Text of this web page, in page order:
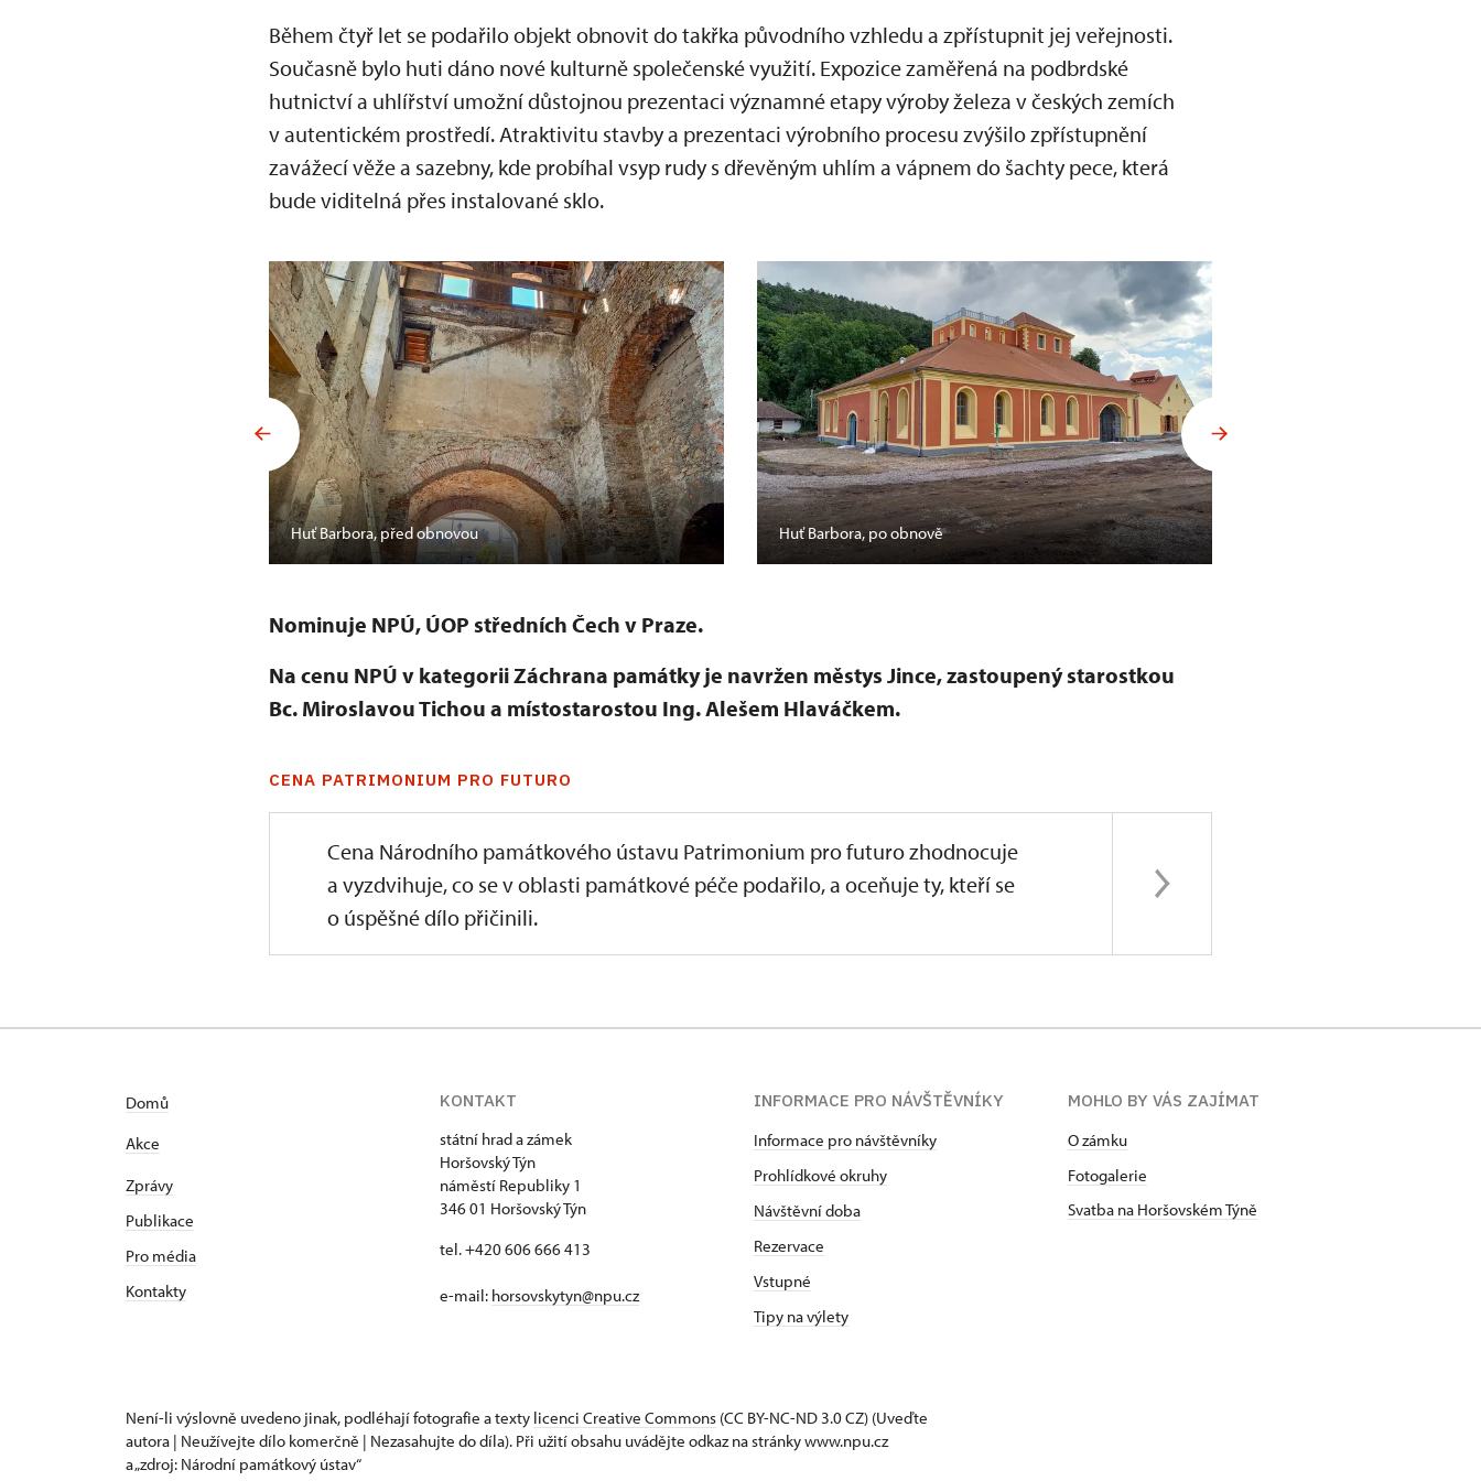
Během čtyř let se podařilo objekt obnovit do takřka původního vzhledu a zpřístupnit jej veřejnosti.
Současně bylo huti dáno nové kulturně společenské využití. Expozice zaměřená na podbrdské
hutnictví a uhlířství umožní důstojnou prezentaci významné etapy výroby železa v českých zemích
v autentickém prostředí. Atraktivitu stavby a prezentaci výrobního procesu zvýšilo zpřístupnění
zavážecí věže a sazebny, kde probíhal vsyp rudy s dřevěným uhlím a vápnem do šachty pece, která
bude viditelná přes instalované sklo.
Huť Barbora, před obnovou Huť Barbora, po obnově
Nominuje NPÚ, ÚOP středních Čech v Praze.
Na cenu NPÚ v kategorii Záchrana památky je navržen městys Jince, zastoupený starostkou
Bc. Miroslavou Tichou a místostarostou Ing. Alešem Hlaváčkem.
CENA PATRIMONIUM PRO FUTURO
Cena Národního památkového ústavu Patrimonium pro futuro zhodnocuje
a vyzdvihuje, co se v oblasti památkové péče podařilo, a oceňuje ty, kteří se
o úspěšné dílo přičinili.
Domů
Akce
Zprávy
Publikace
Pro média
Kontakty
KONTAKT
státní hrad a zámek
Horšovský Týn
náměstí Republiky 1
346 01 Horšovský Týn
tel. +420 606 666 413
e-mail: horsovskytyn@npu.cz
INFORMACE PRO NÁVŠTĚVNÍKY
Informace pro návštěvníky
Prohlídkové okruhy
Návštěvní doba
Rezervace
Vstupné
Tipy na výlety
MOHLO BY VÁS ZAJÍMAT
O zámku
Fotogalerie
Svatba na Horšovském Týně
Není-li výslovně uvedeno jinak, podléhají fotografie a texty licenci Creative Commons (CC BY-NC-ND 3.0 CZ) (Uveďte
autora | Neužívejte dílo komerčně | Nezasahujte do díla). Při užití obsahu uvádějte odkaz na stránky www.npu.cz
a „zdroj: Národní památkový ústav“